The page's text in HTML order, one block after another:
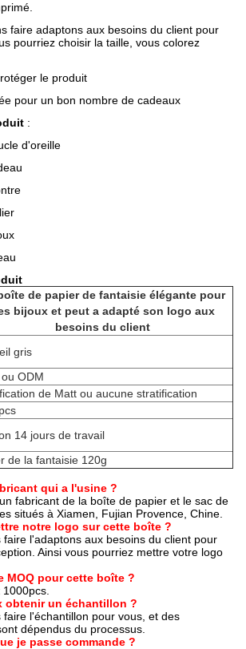
faire adaptons aux besoins du client pour
pourriez choisir la taille, vous colorez
le produit
pour un bon nombre de cadeaux
:
d'oreille
de papier de fantaisie élégante pour
bijoux et peut a adapté son logo aux
besoins du client
gris
ODM
de Matt ou aucune stratification
14 jours de travail
de la fantaisie 120g
qui a l'usine ?
fabricant de la boîte de papier et le sac de
situés à Xiamen, Fujian Provence, Chine.
notre logo sur cette boîte ?
l'adaptons aux besoins du client pour
Ainsi vous pourriez mettre votre logo
MOQ pour cette boîte ?
obtenir un échantillon ?
l'échantillon pour vous, et des
dépendus du processus.
je passe commande ?